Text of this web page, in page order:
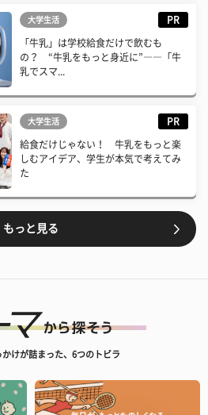
大学生活 PR
「牛乳」は学校給食だけで飲むも
の？ “牛乳をもっと身近に”――「牛
乳でスマ...
大学生活 PR
給食だけじゃない！ 牛乳をもっと楽
しむアイデア、学生が本気で考えてみ
た
もっと見る
かけが詰まった、6つのトビラ